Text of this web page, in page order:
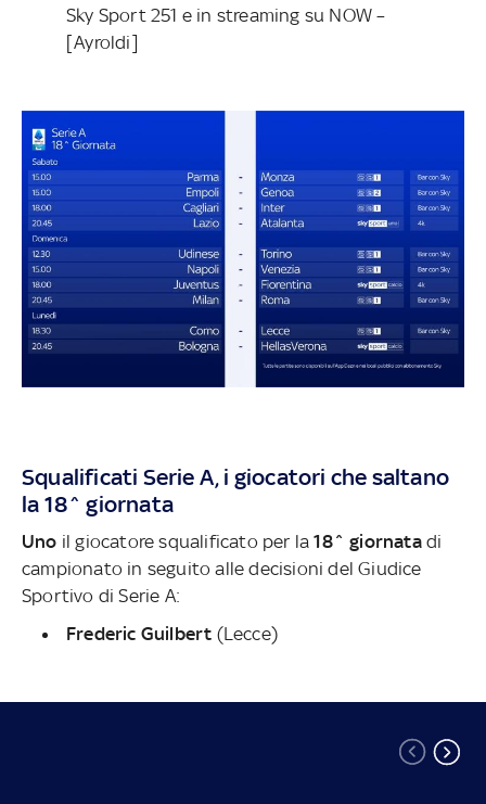
Sky Sport 251 e in streaming su NOW –
[Ayroldi]
Squalificati Serie A, i giocatori che saltano
la 18^ giornata
Uno il giocatore squalificato per la18^ giornatadi
campionato in seguito alle decisioni del Giudice
Sportivo di Serie A:
Frederic Guilbert (Lecce)